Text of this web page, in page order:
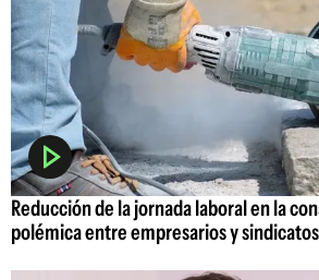
Reducción de la jornada laboral en la
polémica entre empresarios y sindicatos